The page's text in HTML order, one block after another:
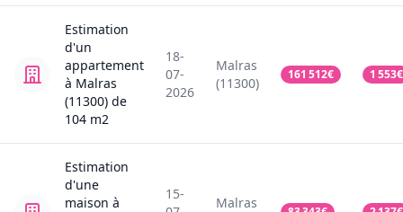
Estimation
d'un
appartement
à Malras
(11300) de
104 m2
18-
07-
2026
Malras
(11300)
161 512€ 1 553€
Estimation
d'une
maison à
15-
Malras